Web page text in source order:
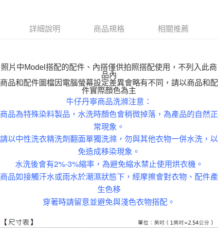
每筆NT$100，滿NT$599(含以上)免運費
每筆NT$100，滿NT$988(含以上)免運費
付款後萊爾富取貨
每筆NT$100，滿NT$988(含以上)免運費
7-11取貨付款
每筆NT$100，滿NT$988(含以上)免運費
付款後7-11取貨
每筆NT$100，滿NT$988(含以上)免運費
大嘴鳥宅配通
每筆NT$100，滿NT$988(含以上)免運費
每筆NT$120
詳細說明 商品規格 相關推薦
照片中Model搭配的配件、內搭僅供拍照搭配使用，不列入此商
品內
商品和配件圖檔因電腦螢幕設定差異會略有不同，請以商品和配
件實際顏色為主
牛仔丹寧商品洗滌注意：
商品為特殊染料製品，水洗時顏色會稍微掉落，為產品的自然正
常現象。
請以中性洗衣精洗劑翻面單獨洗滌，勿與其他衣物一併水洗，以
免造成移染現象。
水洗後會有2%-3%縮率，為避免縮水禁止使用烘衣機。
商品如接觸汗水或雨水於潮濕狀態下，經摩擦會對衣物、配件產
生色移
穿著時請留意並避免與淺色衣物搭配。